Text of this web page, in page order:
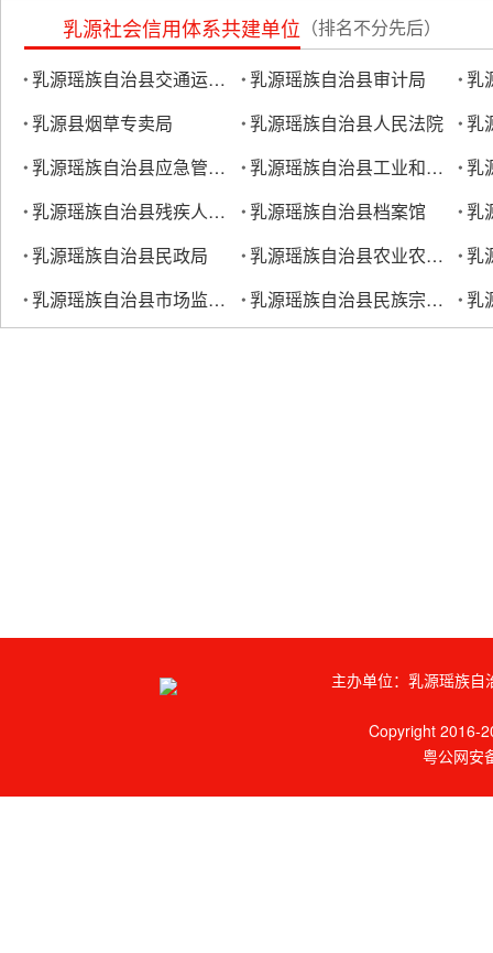
乳源社会信用体系共建单位 （排名不分先后）
乳源瑶族自治县交通运输局
乳源县烟草专卖局
乳源瑶族自治县应急管理局
乳源瑶族自治县残疾人联合会
乳源瑶族自治县民政局
乳源瑶族自治县市场监督管理局
乳源瑶族自治县审计局
乳源瑶族自治县人民法院
乳源瑶族自治县工业和信息化局
乳源瑶族自治县档案馆
乳源瑶族自治县农业农村局
乳源瑶族自治县民族宗教事务局
乳
主办单位：乳源瑶族
Copyright 2016-
粤公网安